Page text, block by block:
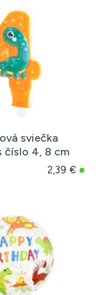
sviečka
číslo 4, 8 cm
2,39 €